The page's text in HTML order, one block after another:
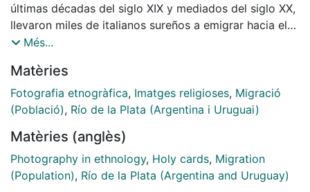
últimas décadas del siglo XIX y mediados del siglo XX,
llevaron miles de italianos sureños a emigrar hacia el
Río de la Plata las imágenes han jugado un papel
como en aquella comunitaria de las colonias, las
imágenes fotográficas y de culto representaron la más
poderosa herramienta para mantener vivos los lazos
fue el medio que permitió a una entera comunidad
transnacional, visualizar las vivencias de familiares y
conterráneos en ultramar. Por otro lado, en cada
Més...
Matèries
Fotografia etnogràfica, Imatges religioses, Migració
(Població), Río de la Plata (Argentina i Uruguai)
Matèries (anglès)
Photography in ethnology, Holy cards, Migration
(Population), Río de la Plata (Argentina and Uruguay)